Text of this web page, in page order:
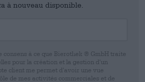
à nouveau disponible.
consens à ce que Bierothek ® GmbH traite
pour la création et la gestion d’un
client me permet d’avoir une vue
de mes activités commerciales et de